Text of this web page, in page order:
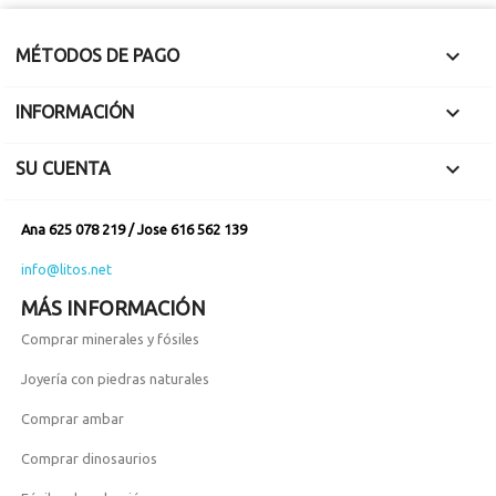
MÉTODOS DE PAGO 
INFORMACIÓN 
SU CUENTA 
Ana 625 078 219 / Jose 616 562 139
info@litos.net
MÁS INFORMACIÓN
Comprar minerales y fósiles
Joyería con piedras naturales
Comprar ambar
Comprar dinosaurios